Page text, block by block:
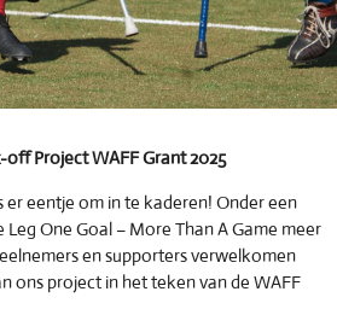
off Project WAFF Grant 2025
er eentje om in te kaderen! Onder een
One Goal – More Than A Game meer
en supporters verwelkomen
ons project in het teken van de WAFF